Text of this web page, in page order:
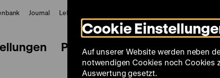
Journal LeMO
Modus
umschalten
zum
in
Programm Sammlung
Cookie
Auf unserer Website werden neben
notwendigen Cookies noch Cookies
Auswertung gesetzt.